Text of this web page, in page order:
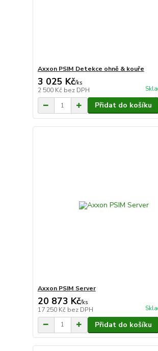
Axxon PSIM Detekce ohně & kouře
3 025 Kč/ks
2 500 Kč bez DPH
Přidat do košíku
Axxon PSIM Server
20 873 Kč/ks
17 250 Kč bez DPH
Přidat do košíku